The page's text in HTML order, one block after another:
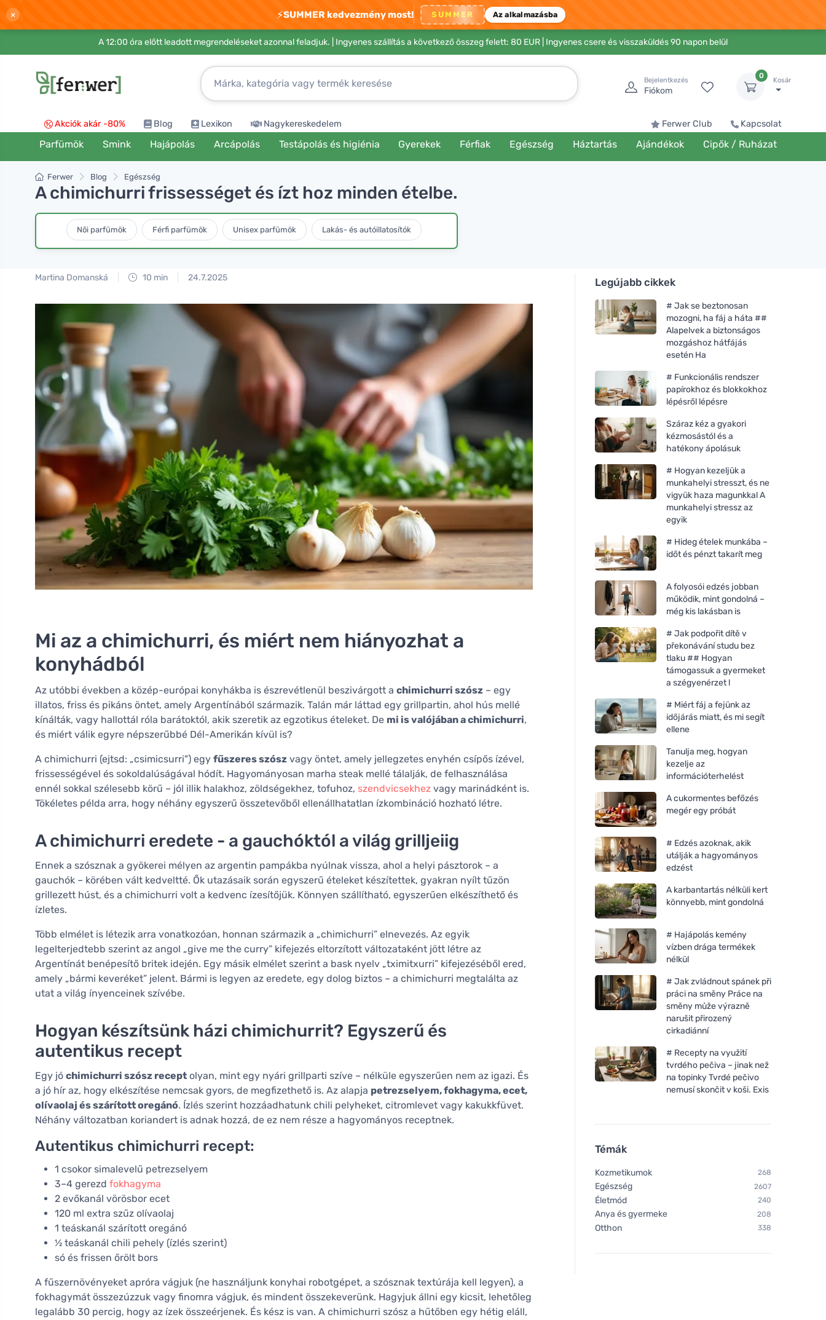
× ⚡SUMMER kedvezmény most! SUMMER Az alkalmazásba
A 12:00 óra előtt leadott megrendeléseket azonnal feladjuk. | Ingyenes szállítás a következő összeg felett: 80 EUR | Ingyenes csere és visszaküldés 90 napon belül
Bejelentkezés
Fiókom
0
Kosár
Akciók akár -80% Blog Lexikon Nagykereskedelem Ferwer Club Kapcsolat
Parfümök Smink Hajápolás Arcápolás Testápolás és higiénia Gyerekek Férfiak Egészség Háztartás Ajándékok Cipők / Ruházat
Ferwer Blog Egészség
A chimichurri frissességet és ízt hoz minden ételbe.
Női parfümök Férfi parfümök Unisex parfümök Lakás- és autóillatosítók
Martina Domanská 10 min 24.7.2025
Mi az a chimichurri, és miért nem hiányozhat a
konyhádból
Az utóbbi években a közép-európai konyhákba is észrevétlenül beszivárgott a chimichurri szósz – egy
illatos, friss és pikáns öntet, amely Argentínából származik. Talán már láttad egy grillpartin, ahol hús mellé
kínálták, vagy hallottál róla barátoktól, akik szeretik az egzotikus ételeket. De mi is valójában a chimichurri,
és miért válik egyre népszerűbbé Dél-Amerikán kívül is?
A chimichurri (ejtsd: „csimicsurri") egy fűszeres szósz vagy öntet, amely jellegzetes enyhén csípős ízével,
frissességével és sokoldalúságával hódít. Hagyományosan marha steak mellé tálalják, de felhasználása
ennél sokkal szélesebb körű – jól illik halakhoz, zöldségekhez, tofuhoz, szendvicsekhez vagy marinádként is.
Tökéletes példa arra, hogy néhány egyszerű összetevőből ellenállhatatlan ízkombináció hozható létre.
A chimichurri eredete - a gauchóktól a világ grilljeiig
Ennek a szósznak a gyökerei mélyen az argentin pampákba nyúlnak vissza, ahol a helyi pásztorok – a
gauchók – körében vált kedveltté. Ők utazásaik során egyszerű ételeket készítettek, gyakran nyílt tűzön
grillezett húst, és a chimichurri volt a kedvenc ízesítőjük. Könnyen szállítható, egyszerűen elkészíthető és
ízletes.
Több elmélet is létezik arra vonatkozóan, honnan származik a „chimichurri” elnevezés. Az egyik
legelterjedtebb szerint az angol „give me the curry” kifejezés eltorzított változataként jött létre az
Argentínát benépesítő britek idején. Egy másik elmélet szerint a bask nyelv „tximitxurri” kifejezéséből ered,
amely „bármi keveréket” jelent. Bármi is legyen az eredete, egy dolog biztos – a chimichurri megtalálta az
utat a világ ínyenceinek szívébe.
Hogyan készítsünk házi chimichurrit? Egyszerű és
autentikus recept
Egy jó chimichurri szósz recept olyan, mint egy nyári grillparti szíve – nélküle egyszerűen nem az igazi. És
a jó hír az, hogy elkészítése nemcsak gyors, de megfizethető is. Az alapja petrezselyem, fokhagyma, ecet,
olívaolaj és szárított oregánó. Ízlés szerint hozzáadhatunk chili pelyheket, citromlevet vagy kakukkfüvet.
Néhány változatban koriandert is adnak hozzá, de ez nem része a hagyományos receptnek.
Autentikus chimichurri recept:
1 csokor simalevelű petrezselyem
3–4 gerezd fokhagyma
2 evőkanál vörösbor ecet
120 ml extra szűz olívaolaj
1 teáskanál szárított oregánó
½ teáskanál chili pehely (ízlés szerint)
só és frissen őrölt bors
A fűszernövényeket apróra vágjuk (ne használjunk konyhai robotgépet, a szósznak textúrája kell legyen), a
fokhagymát összezúzzuk vagy finomra vágjuk, és mindent összekeverünk. Hagyjuk állni egy kicsit, lehetőleg
legalább 30 percig, hogy az ízek összeérjenek. És kész is van. A chimichurri szósz a hűtőben egy hétig eláll,
Legújabb cikkek
# Jak se beztonosan
mozogni, ha fáj a háta ##
Alapelvek a biztonságos
mozgáshoz hátfájás
esetén Ha
# Funkcionális rendszer
papírokhoz és blokkokhoz
lépésről lépésre
Száraz kéz a gyakori
kézmosástól és a
hatékony ápolásuk
# Hogyan kezeljük a
munkahelyi stresszt, és ne
vigyük haza magunkkal A
munkahelyi stressz az
egyik
# Hideg ételek munkába –
időt és pénzt takarít meg
A folyosói edzés jobban
működik, mint gondolná –
még kis lakásban is
# Jak podpořit dítě v
překonávání studu bez
tlaku ## Hogyan
támogassuk a gyermeket
a szégyenérzet l
# Miért fáj a fejünk az
időjárás miatt, és mi segít
ellene
Tanulja meg, hogyan
kezelje az
információterhelést
A cukormentes befőzés
megér egy próbát
# Edzés azoknak, akik
utálják a hagyományos
edzést
A karbantartás nélküli kert
könnyebb, mint gondolná
# Hajápolás kemény
vízben drága termékek
nélkül
# Jak zvládnout spánek při
práci na směny Práce na
směny může výrazně
narušit přirozený
cirkadiánní
# Recepty na využití
tvrdého pečiva – jinak než
na topinky Tvrdé pečivo
nemusí skončit v koši. Exis
Témák
Kozmetikumok 268
Egészség 2607
Életmód 240
Anya és gyermeke 208
Otthon 338